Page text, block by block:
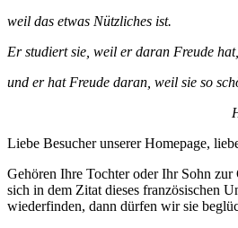
weil das etwas Nützliches ist.
Er studiert sie, weil er daran Freude hat,
und er hat Freude daran, weil sie so
Liebe Besucher unserer Homepage,
Gehören Ihre Tochter oder Ihr Sohn
sich in dem Zitat dieses französischen
wiederfinden, dann dürfen wir sie